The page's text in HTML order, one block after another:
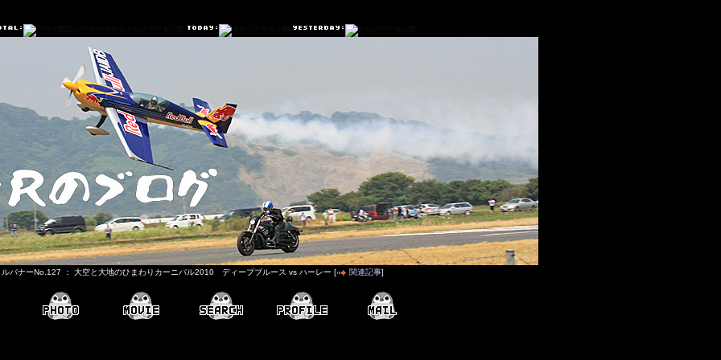
ルバナーNo.127 ： 大空と大地のひまわりカーニバル2010 ディープブルース vs ハーレー [ 関連記事]